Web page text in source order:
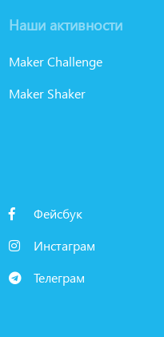
Наши активности
Maker Challenge
Maker Shaker
Фейсбук
Инстаграм
Телеграм